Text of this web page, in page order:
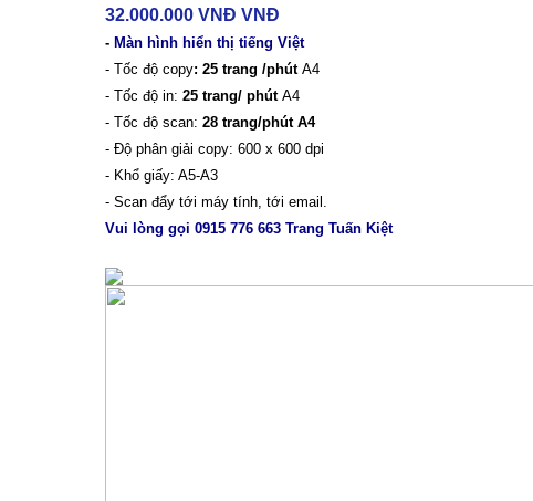
32.000.000 VNĐ VNĐ
- Màn hình hiển thị tiếng Việt
- Tốc độ copy: 25 trang /phútA4
- Tốc độ in: 25 trang/ phútA4
- Tốc độ scan: 28 trang/phút A4
- Độ phân giải copy: 600 x 600 dpi
- Khổ giấy: A5-A3
- Scan đẩy tới máy tính, tới email.
Vui lòng gọi 0915 776 663 Trang Tuấn Kiệt